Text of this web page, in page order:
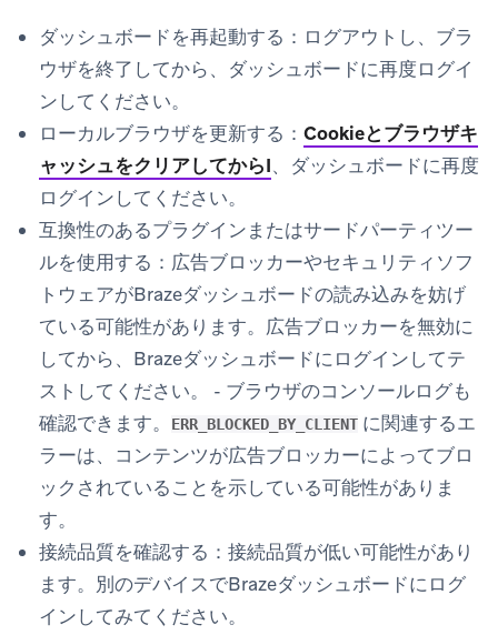
ダッシュボードを再起動する： ログアウトし、ブラ
ウザを終了してから、ダッシュボードに再度ログイ
ンしてください。
ローカルブラウザを更新する： Cookieとブラウザキ
ャッシュをクリアしてからI、ダッシュボードに再度
ログインしてください。
互換性のあるプラグインまたはサードパーティツー
ルを使用する： 広告ブロッカーやセキュリティソフ
トウェアがBrazeダッシュボードの読み込みを妨げ
ている可能性があります。広告ブロッカーを無効に
してから、Brazeダッシュボードにログインしてテ
ストしてください。 - ブラウザのコンソールログも
確認できます。
ERR_BLOCKED_BY_CLIENT に関連するエ
ラーは、コンテンツが広告ブロッカーによってブロ
ックされていることを示している可能性がありま
す。
接続品質を確認する： 接続品質が低い可能性があり
ます。別のデバイスでBrazeダッシュボードにログ
インしてみてください。